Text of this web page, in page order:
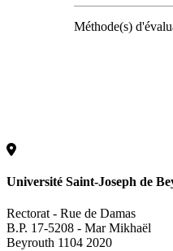
Méthode(s)
Université Saint-Joseph de
Rectorat - Rue de Damas
B.P. 17-5208 - Mar Mikhaël
Beyrouth 1104 2020